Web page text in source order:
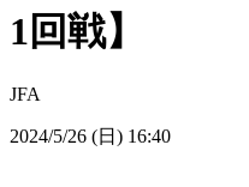
1回戦】
JFA
2024/5/26 (日) 16:40